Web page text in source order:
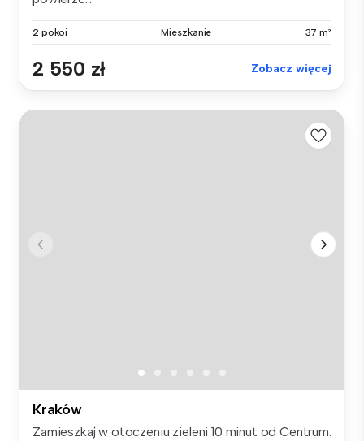
2 pokoi Mieszkanie 37 m²
2 550 zł Zobacz więcej
Kraków
Zamieszkaj w otoczeniu zieleni 10 minut od Centrum.